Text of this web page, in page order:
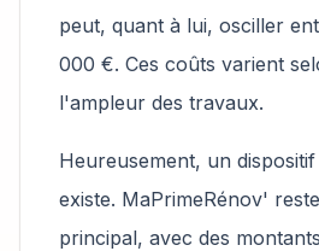
peut, quant à lui, osciller
000 €. Ces coûts varient
l'ampleur des travaux.
Heureusement, un
existe. MaPrimeRénov'
principal, avec des